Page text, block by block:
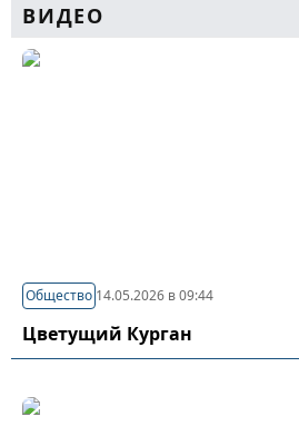
ВИДЕО
Общество 14.05.2026 в 09:44
Цветущий Курган